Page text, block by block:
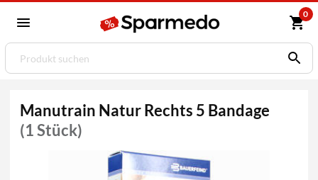
0
Manutrain Natur Rechts 5 Bandage
(1 Stück)